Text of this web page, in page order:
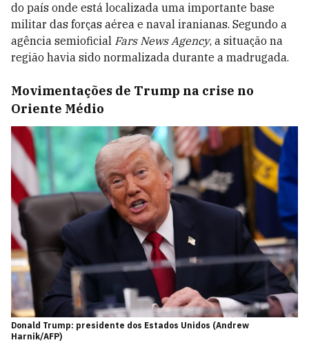
do país onde está localizada uma importante base
militar das forças aérea e naval iranianas. Segundo a
agência semioficial Fars News Agency, a situação na
região havia sido normalizada durante a madrugada.
Movimentações de Trump na crise no
Oriente Médio
Donald Trump: presidente dos Estados Unidos (Andrew
Harnik/AFP)